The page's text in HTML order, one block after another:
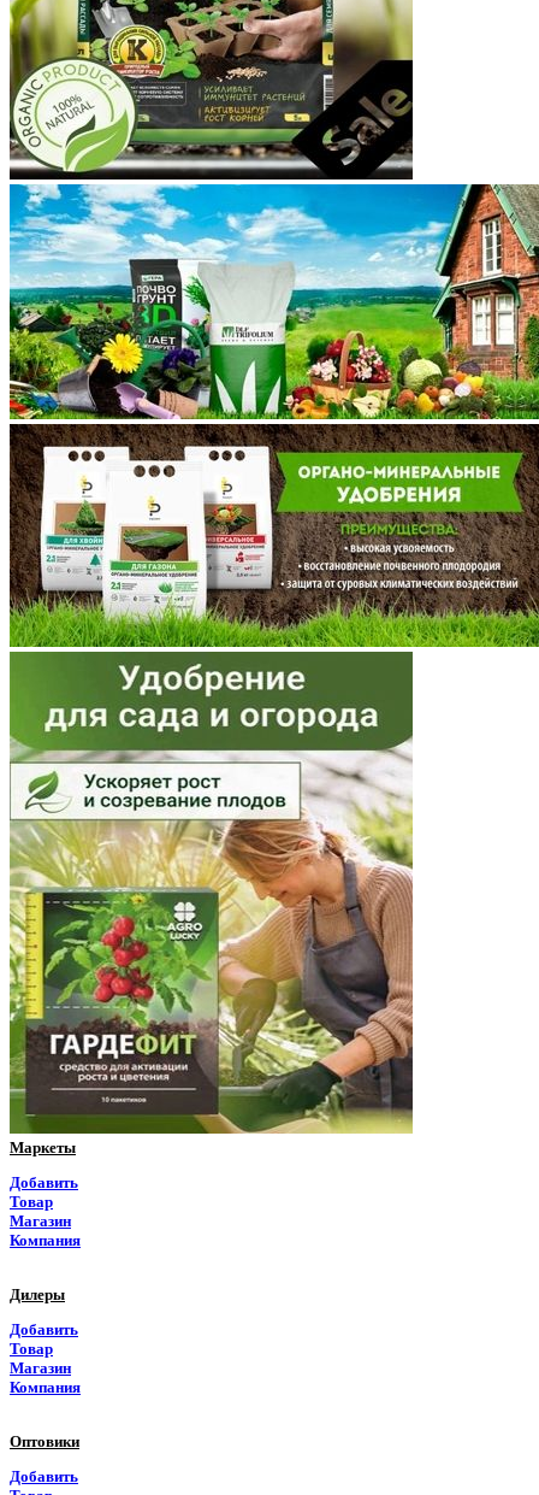
Краснодарский край
Красноярский край
Крым
Курганская область
Курская область
Ленинградская область
Липецкая область
Магаданская область
Марий Эл
Мордовия
Московская область
Мурманская область
Ненецкий АО
Нижегородская область
Новгородская область
Новосибирская область
Омская область
Оренбургская область
Орловская область
Пензенская область
Пермский край
Приморский край
Псковская область
Ростовская область
Маркеты
Добавить
Товар
Магазин
Компания
Дилеры
Добавить
Товар
Магазин
Компания
Оптовики
Добавить